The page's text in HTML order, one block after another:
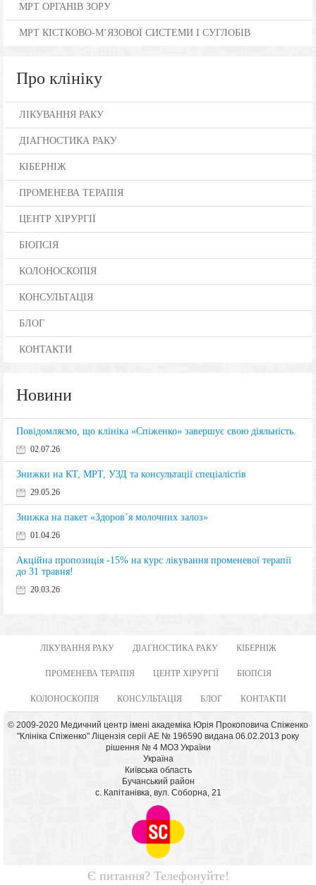
МРТ ОРГАНІВ ЗОРУ
МРТ КІСТКОВО-М’ЯЗОВОЇ СИСТЕМИ І СУГЛОБІВ
Про клініку
ЛІКУВАННЯ РАКУ
ДІАГНОСТИКА РАКУ
КІБЕРНІЖ
ПРОМЕНЕВА ТЕРАПІЯ
ЦЕНТР ХІРУРГІЇ
БІОПСІЯ
КОЛОНОСКОПІЯ
КОНСУЛЬТАЦІЯ
БЛОГ
КОНТАКТИ
Новини
Повідомляємо, що клініка «Спіженко» завершує свою діяльність.
02.07.26
Знижки на КТ, МРТ, УЗД та консультації спеціалістів
29.05.26
Знижка на пакет «Здоров’я молочних залоз»
01.04.26
Акційна пропозиція -15% на курс лікування променевої терапії
до 31 травня!
20.03.26
ЛІКУВАННЯ РАКУ ДІАГНОСТИКА РАКУ КІБЕРНІЖ
ПРОМЕНЕВА ТЕРАПІЯ ЦЕНТР ХІРУРГІЇ БІОПСІЯ
КОЛОНОСКОПІЯ КОНСУЛЬТАЦІЯ БЛОГ КОНТАКТИ
© 2009-2020 Медичний центр імені академіка Юрія Прокоповича Спіженко
"Клініка Спіженко" Ліцензія серії АЕ № 196590 видана 06.02.2013 року
рішення № 4 МОЗ України
Україна
Київська область
Бучанський район
с. Капітанівка, вул. Соборна, 21
Є питання? Телефонуйте!